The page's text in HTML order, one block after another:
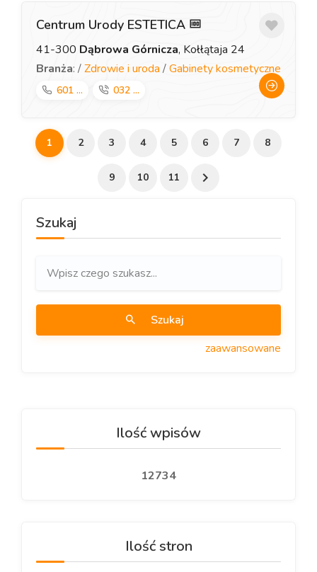
Centrum Urody ESTETICA
41-300 Dąbrowa Górnicza, Kołłątaja 24
Branża: /Zdrowie i uroda /Gabinety kosmetyczne
601 ... 032 ...
1 2 3 4 5 6 7 8
9 10 11
Szukaj
Szukaj
zaawansowane
Ilość wpisów
12734
Ilość stron